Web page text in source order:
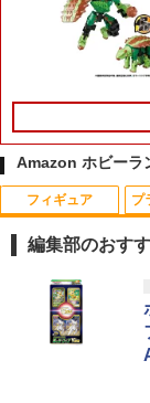
Amazon ホビーラ
フィギュア プ
編集部のおす